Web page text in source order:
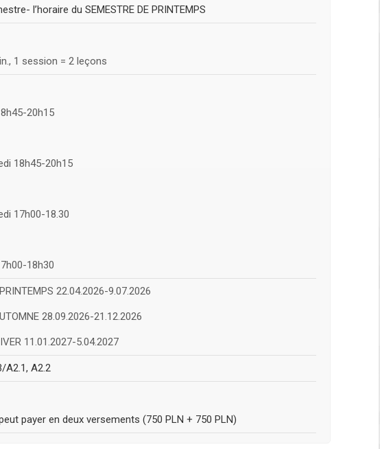
l’horaire du SEMESTRE DE PRINTEMPS
1 session = 2 leçons
20h15
18h45-20h15
17h00-18.30
18h30
22.04.2026-9.07.2026
28.09.2026-21.12.2026
11.01.2027-5.04.2027
A2.1, A2.2
payer en deux versements (750 PLN + 750 PLN)